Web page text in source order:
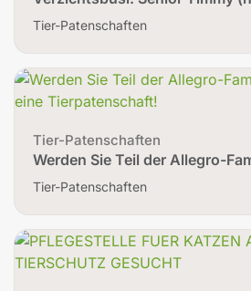
Tier-Patenschaften
Tier-Patenschaften
Werden Sie Teil der Allegro-
Tier-Patenschaften